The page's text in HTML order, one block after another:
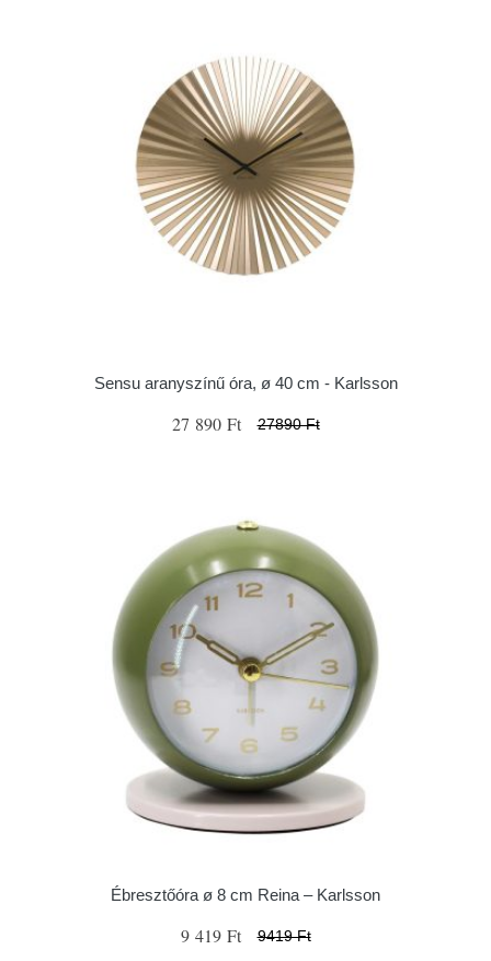
Sensu aranyszínű óra, ø 40 cm - Karlsson
27 890 Ft 27890 Ft
Ébresztőóra ø 8 cm Reina – Karlsson
9 419 Ft 9419 Ft